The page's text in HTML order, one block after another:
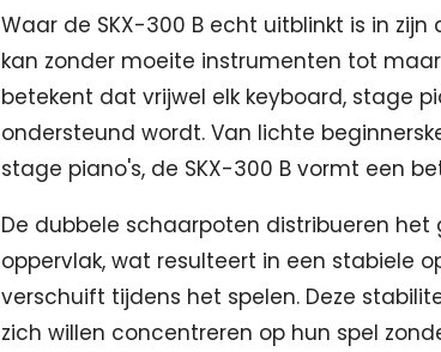
Waar de SKX-300 B echt uitblinkt is in
kan zonder moeite instrumenten tot
betekent dat vrijwel elk keyboard, stage
ondersteund wordt. Van lichte
stage piano's, de SKX-300 B vormt een
De dubbele schaarpoten distribueren
oppervlak, wat resulteert in een stabiele
verschuift tijdens het spelen. Deze
zich willen concentreren op hun spel